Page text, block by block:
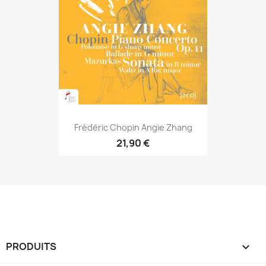
Frédéric Chopin Angie Zhang
21,90 €
PRODUITS 